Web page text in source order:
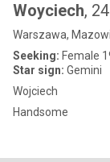
Woyciech, 24
Warszawa,
Seeking: Female
Star sign: Gemini
Wojciech
Handsome